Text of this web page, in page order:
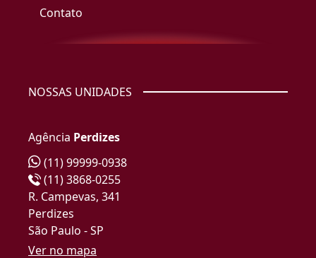
Contato
NOSSAS UNIDADES
Agência Perdizes
(11) 99999-0938
(11) 3868-0255
R. Campevas, 341
Perdizes
São Paulo - SP
Ver no mapa